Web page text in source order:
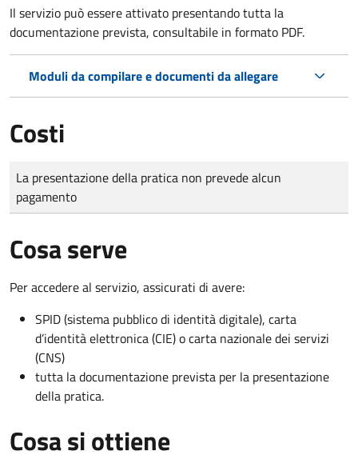
Il servizio può essere attivato presentando tutta la
documentazione prevista, consultabile in formato PDF.
Moduli da compilare e documenti da allegare
Costi
Tipo di pagamento
Importo
La presentazione della pratica non prevede alcun
pagamento
Cosa serve
Per accedere al servizio, assicurati di avere:
SPID (sistema pubblico di identità digitale), carta
d’identità elettronica (CIE) o carta nazionale dei servizi
(CNS)
tutta la documentazione prevista per la presentazione
della pratica.
Cosa si ottiene